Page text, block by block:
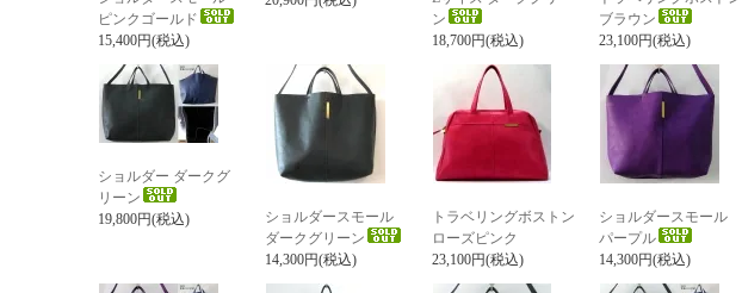
ピンクゴールド
15,400円(税込)
ン
18,700円(税込)
ブラウン
23,100円(税込)
ショルダー ダークグ
リーン
19,800円(税込)
ショルダースモール
ダークグリーン
14,300円(税込)
トラベリングボストン
ローズピンク
23,100円(税込)
ショルダースモール
パープル
14,300円(税込)